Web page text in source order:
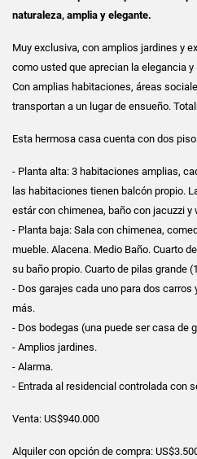
naturaleza, amplia y elegante.
Muy exclusiva, con amplios jardines y
como usted que aprecian la elegancia y
Con amplias habitaciones, áreas
transportan a un lugar de ensueño.
Esta hermosa casa cuenta con dos
- Planta alta: 3 habitaciones amplias,
las habitaciones tienen balcón propio.
estár con chimenea, baño con jacuzzi y
- Planta baja: Sala con chimenea,
mueble. Alacena. Medio Baño. Cuarto
su baño propio. Cuarto de pilas grande
- Dos garajes cada uno para dos carros
más.
- Dos bodegas (una puede ser casa de
- Amplios jardines.
- Alarma.
- Entrada al residencial controlada con
Venta: US$940.000
Alquiler con opción de compra: